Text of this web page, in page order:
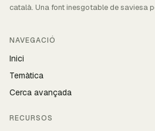
català. Una font inesgotable de saviesa
NAVEGACIÓ
Inici
Temàtica
Cerca avançada
RECURSOS